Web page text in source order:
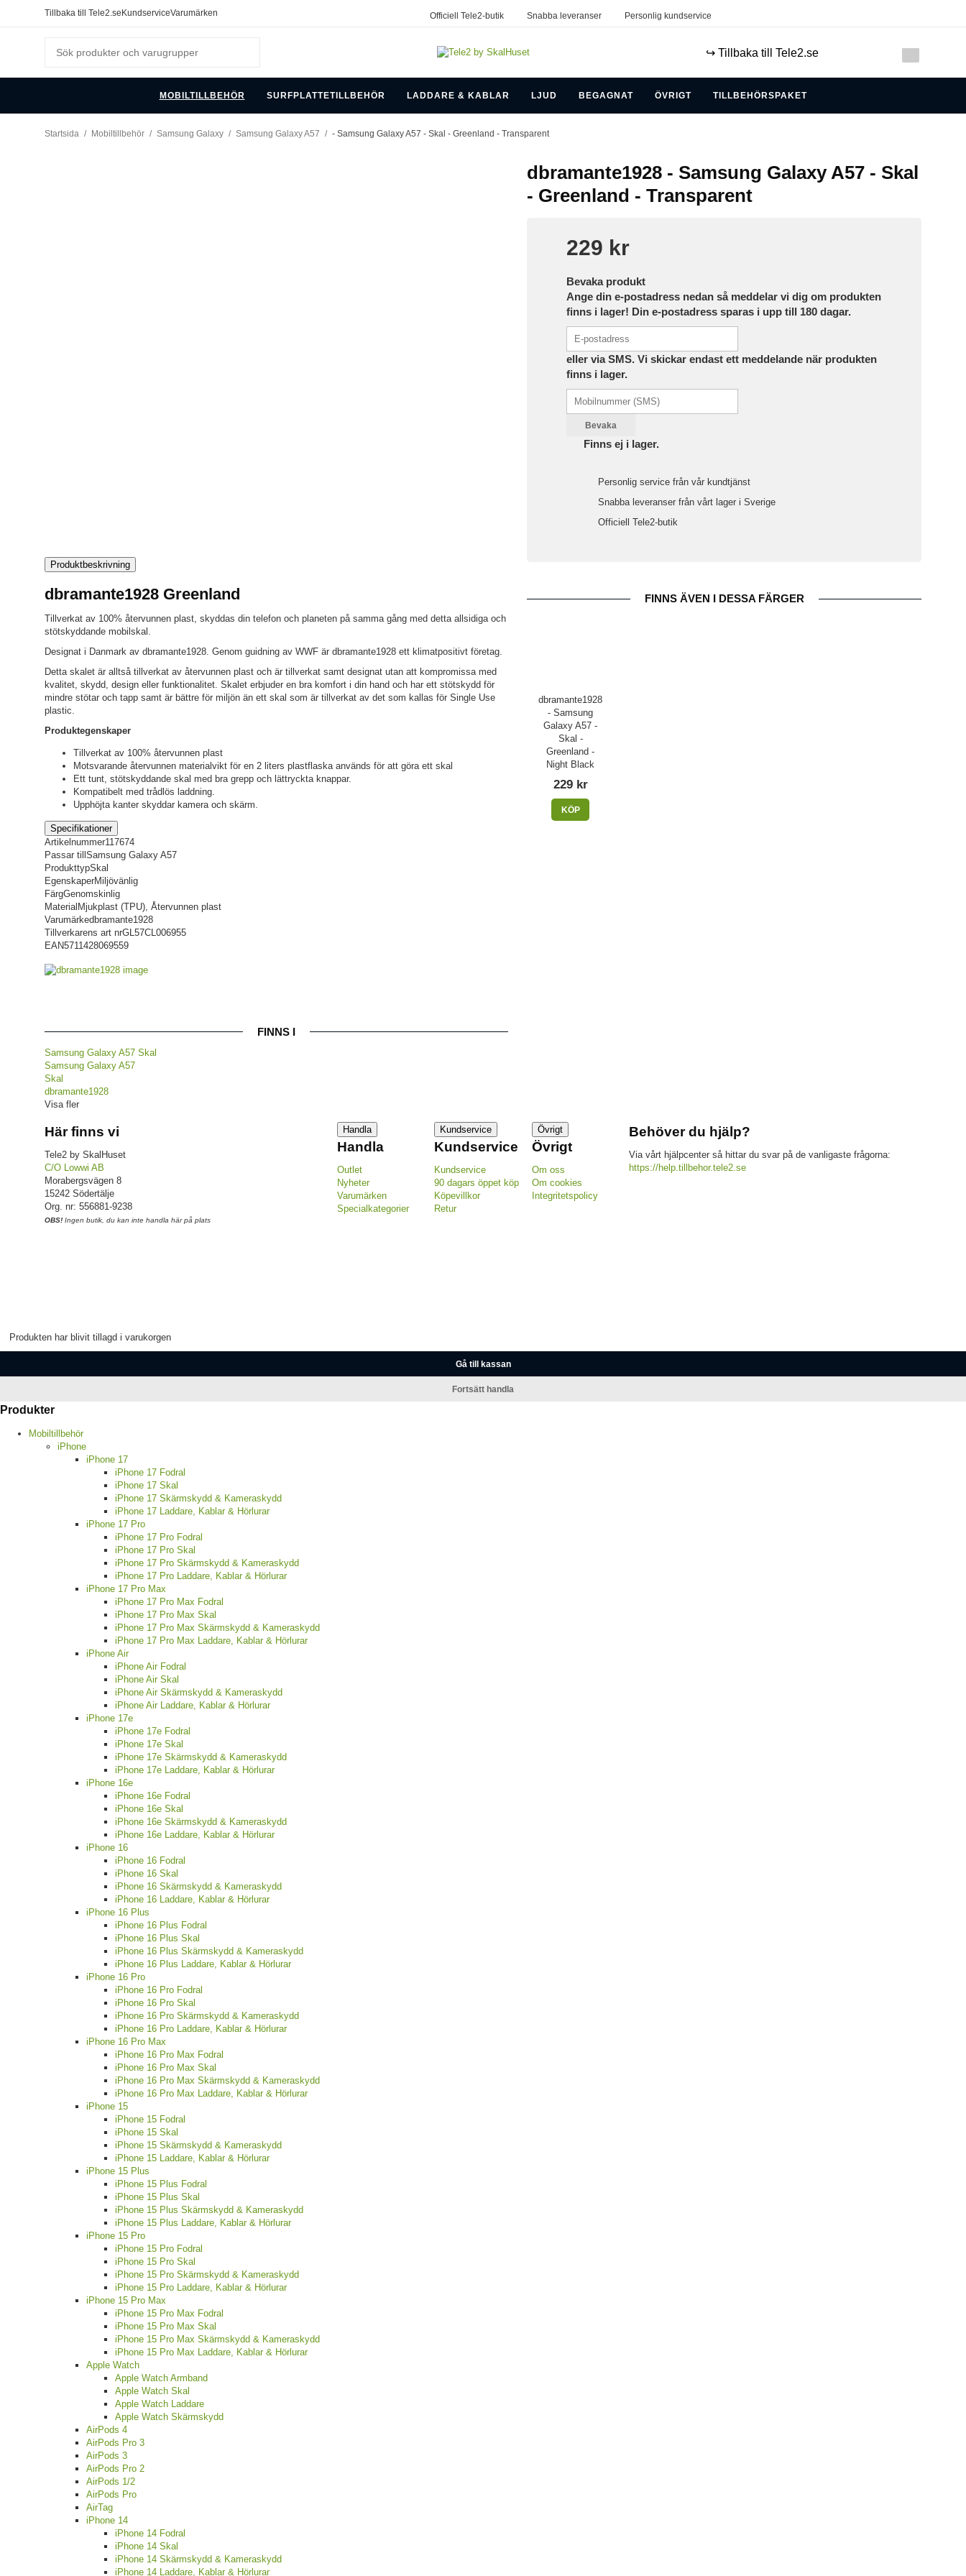
Tillbaka till Tele2.se KundserviceVarumärken Officiell Tele2-butik Snabba leveranser Personlig kundservice
↪️ Tillbaka till Tele2.se
MOBILTILLBEHÖR SURFPLATTETILLBEHÖR LADDARE & KABLAR LJUD BEGAGNAT ÖVRIGT TILLBEHÖRSPAKET
Startsida / Mobiltillbehör / Samsung Galaxy / Samsung Galaxy A57 / - Samsung Galaxy A57 - Skal - Greenland - Transparent
dbramante1928 - Samsung Galaxy A57 - Skal
- Greenland - Transparent
229 kr
Bevaka produkt
Ange din e-postadress nedan så meddelar vi dig om produkten
finns i lager! Din e-postadress sparas i upp till 180 dagar.
eller via SMS. Vi skickar endast ett meddelande när produkten
finns i lager.
Bevaka
Finns ej i lager.
Personlig service från vår kundtjänst
Snabba leveranser från vårt lager i Sverige
Officiell Tele2-butik
FINNS ÄVEN I DESSA FÄRGER
dbramante1928
- Samsung
Galaxy A57 -
Skal -
Greenland -
Night Black
229 kr
KÖP
Produktbeskrivning
dbramante1928 Greenland
Tillverkat av 100% återvunnen plast, skyddas din telefon och planeten på samma gång med detta allsidiga och
stötskyddande mobilskal.
Designat i Danmark av dbramante1928. Genom guidning av WWF är dbramante1928 ett klimatpositivt företag.
Detta skalet är alltså tillverkat av återvunnen plast och är tillverkat samt designat utan att kompromissa med
kvalitet, skydd, design eller funktionalitet. Skalet erbjuder en bra komfort i din hand och har ett stötskydd för
mindre stötar och tapp samt är bättre för miljön än ett skal som är tillverkat av det som kallas för Single Use
plastic.
Produktegenskaper
Tillverkat av 100% återvunnen plast
Motsvarande återvunnen materialvikt för en 2 liters plastflaska används för att göra ett skal
Ett tunt, stötskyddande skal med bra grepp och lättryckta knappar.
Kompatibelt med trådlös laddning.
Upphöjta kanter skyddar kamera och skärm.
Specifikationer
Artikelnummer117674
Passar till Samsung Galaxy A57
ProdukttypSkal
EgenskaperMiljövänlig
FärgGenomskinlig
Material Mjukplast (TPU), Återvunnen plast
Varumärkedbramante1928
Tillverkarens art nrGL57CL006955
EAN5711428069559
FINNS I
Samsung Galaxy A57 Skal
Samsung Galaxy A57
Skal
dbramante1928
Visa fler
Här finns vi
Tele2 by SkalHuset
C/O Lowwi AB
Morabergsvägen 8
15242 Södertälje
Org. nr: 556881-9238
OBS! Ingen butik, du kan inte handla här på plats
Handla
Handla
Outlet
Nyheter
Varumärken
Specialkategorier
Kundservice
Kundservice
Kundservice
90 dagars öppet köp
Köpevillkor
Retur
Övrigt
Övrigt
Om oss
Om cookies
Integritetspolicy
Behöver du hjälp?
Via vårt hjälpcenter så hittar du svar på de vanligaste frågorna:
https://help.tillbehor.tele2.se
Produkten har blivit tillagd i varukorgen
Gå till kassan
Fortsätt handla
Produkter
Mobiltillbehör
iPhone
iPhone 17
iPhone 17 Fodral
iPhone 17 Skal
iPhone 17 Skärmskydd & Kameraskydd
iPhone 17 Laddare, Kablar & Hörlurar
iPhone 17 Pro
iPhone 17 Pro Fodral
iPhone 17 Pro Skal
iPhone 17 Pro Skärmskydd & Kameraskydd
iPhone 17 Pro Laddare, Kablar & Hörlurar
iPhone 17 Pro Max
iPhone 17 Pro Max Fodral
iPhone 17 Pro Max Skal
iPhone 17 Pro Max Skärmskydd & Kameraskydd
iPhone 17 Pro Max Laddare, Kablar & Hörlurar
iPhone Air
iPhone Air Fodral
iPhone Air Skal
iPhone Air Skärmskydd & Kameraskydd
iPhone Air Laddare, Kablar & Hörlurar
iPhone 17e
iPhone 17e Fodral
iPhone 17e Skal
iPhone 17e Skärmskydd & Kameraskydd
iPhone 17e Laddare, Kablar & Hörlurar
iPhone 16e
iPhone 16e Fodral
iPhone 16e Skal
iPhone 16e Skärmskydd & Kameraskydd
iPhone 16e Laddare, Kablar & Hörlurar
iPhone 16
iPhone 16 Fodral
iPhone 16 Skal
iPhone 16 Skärmskydd & Kameraskydd
iPhone 16 Laddare, Kablar & Hörlurar
iPhone 16 Plus
iPhone 16 Plus Fodral
iPhone 16 Plus Skal
iPhone 16 Plus Skärmskydd & Kameraskydd
iPhone 16 Plus Laddare, Kablar & Hörlurar
iPhone 16 Pro
iPhone 16 Pro Fodral
iPhone 16 Pro Skal
iPhone 16 Pro Skärmskydd & Kameraskydd
iPhone 16 Pro Laddare, Kablar & Hörlurar
iPhone 16 Pro Max
iPhone 16 Pro Max Fodral
iPhone 16 Pro Max Skal
iPhone 16 Pro Max Skärmskydd & Kameraskydd
iPhone 16 Pro Max Laddare, Kablar & Hörlurar
iPhone 15
iPhone 15 Fodral
iPhone 15 Skal
iPhone 15 Skärmskydd & Kameraskydd
iPhone 15 Laddare, Kablar & Hörlurar
iPhone 15 Plus
iPhone 15 Plus Fodral
iPhone 15 Plus Skal
iPhone 15 Plus Skärmskydd & Kameraskydd
iPhone 15 Plus Laddare, Kablar & Hörlurar
iPhone 15 Pro
iPhone 15 Pro Fodral
iPhone 15 Pro Skal
iPhone 15 Pro Skärmskydd & Kameraskydd
iPhone 15 Pro Laddare, Kablar & Hörlurar
iPhone 15 Pro Max
iPhone 15 Pro Max Fodral
iPhone 15 Pro Max Skal
iPhone 15 Pro Max Skärmskydd & Kameraskydd
iPhone 15 Pro Max Laddare, Kablar & Hörlurar
Apple Watch
Apple Watch Armband
Apple Watch Skal
Apple Watch Laddare
Apple Watch Skärmskydd
AirPods 4
AirPods Pro 3
AirPods 3
AirPods Pro 2
AirPods 1/2
AirPods Pro
AirTag
iPhone 14
iPhone 14 Fodral
iPhone 14 Skal
iPhone 14 Skärmskydd & Kameraskydd
iPhone 14 Laddare, Kablar & Hörlurar